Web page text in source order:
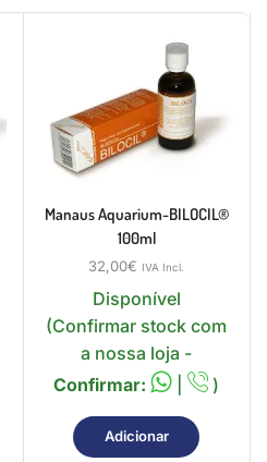
Manaus Aquarium-BILOCIL®
100ml
32,00€ IVA Incl.
Disponível
(Confirmar stock com
a nossa loja -
Confirmar:
| )
Adicionar